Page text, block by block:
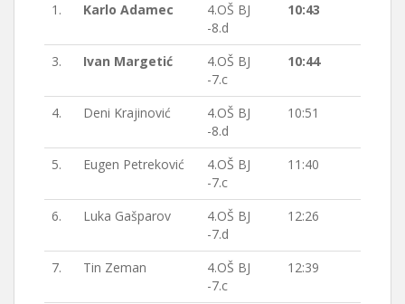
1. Karlo Adamec
4.OŠ BJ
-8.d
10:43
3. Ivan Margetić
4.OŠ BJ
-7.c
10:44
4. Deni Krajinović
4.OŠ BJ
-8.d
10:51
5. Eugen Petreković
4.OŠ BJ
-7.c
11:40
6. Luka Gašparov
4.OŠ BJ
-7.d
12:26
7. Tin Zeman
4.OŠ BJ
-7.c
12:39